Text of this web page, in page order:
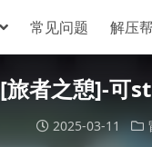
常见问题 解压
[旅者之憩]-可
2025-03-11